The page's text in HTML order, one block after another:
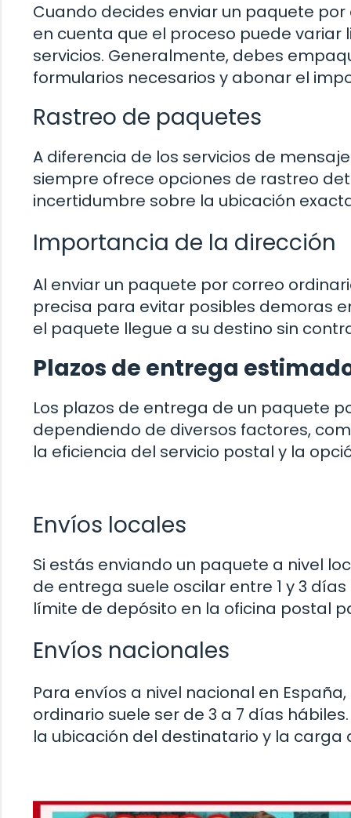
Cuando decides enviar un paquete
en cuenta que el proceso puede
servicios. Generalmente, debes
formularios necesarios y abonar el
Rastreo de paquetes
A diferencia de los servicios de
siempre ofrece opciones de rastreo
incertidumbre sobre la ubicación
Importancia de la dirección
Al enviar un paquete por correo
precisa para evitar posibles demoras
el paquete llegue a su destino sin
Plazos de entrega
Los plazos de entrega de un paquete
dependiendo de diversos factores,
la eficiencia del servicio postal y la
Envíos locales
Si estás enviando un paquete a nivel
de entrega suele oscilar entre 1 y 3
límite de depósito en la oficina postal
Envíos nacionales
Para envíos a nivel nacional en
ordinario suele ser de 3 a 7 días
la ubicación del destinatario y la